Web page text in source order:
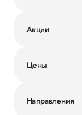
Акции
Цены
Направления